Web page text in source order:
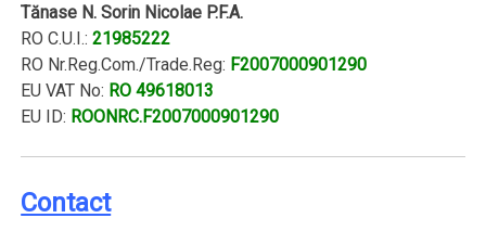
Tănase N. Sorin Nicolae P.F.A.
RO C.U.I.:21985222
RO Nr.Reg.Com./Trade.Reg: F2007000901290
EU VAT No: RO 49618013
EU ID: ROONRC.F2007000901290
Contact